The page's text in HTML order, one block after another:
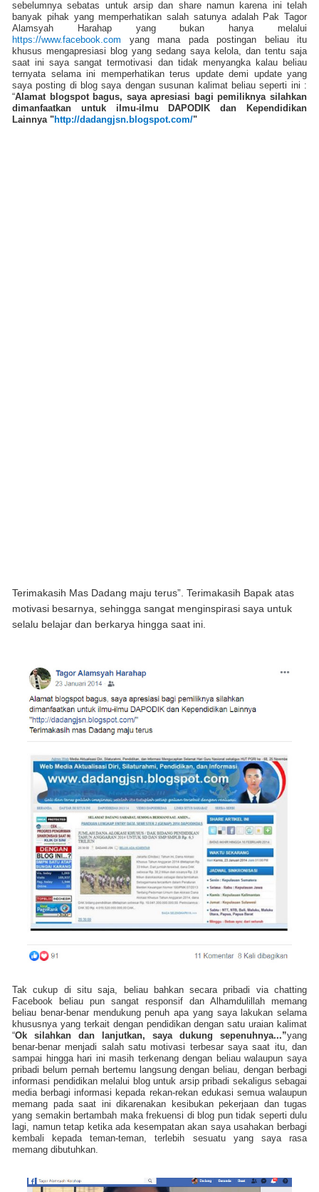
sebelumnya sebatas untuk arsip dan share namun karena ini telah
banyak pihak yang memperhatikan salah satunya adalah Pak Tagor
Alamsyah Harahap yang bukan hanya melalui
https://www.facebook.com yang mana pada postingan beliau itu
khusus mengapresiasi blog yang sedang saya kelola, dan tentu saja
saat ini saya sangat termotivasi dan tidak menyangka kalau beliau
ternyata selama ini memperhatikan terus update demi update yang
saya posting di blog saya dengan susunan kalimat beliau seperti ini :
“Alamat blogspot bagus, saya apresiasi bagi pemiliknya silahkan
dimanfaatkan untuk ilmu-ilmu DAPODIK dan Kependidikan
Lainnya "http://dadangjsn.blogspot.com/"
Terimakasih Mas Dadang maju terus”. Terimakasih Bapak atas
motivasi besarnya, sehingga sangat menginspirasi saya untuk
selalu belajar dan berkarya hingga saat ini.
Tak cukup di situ saja, beliau bahkan secara pribadi via chatting
Facebook beliau pun sangat responsif dan Alhamdulillah memang
beliau benar-benar mendukung penuh apa yang saya lakukan selama
khususnya yang terkait dengan pendidikan dengan satu uraian kalimat
“Ok silahkan dan lanjutkan, saya dukung sepenuhnya...”yang
benar-benar menjadi salah satu motivasi terbesar saya saat itu, dan
sampai hingga hari ini masih terkenang dengan beliau walaupun saya
pribadi belum pernah bertemu langsung dengan beliau, dengan berbagi
informasi pendidikan melalui blog untuk arsip pribadi sekaligus sebagai
media berbagi informasi kepada rekan-rekan edukasi semua walaupun
memang pada saat ini dikarenakan kesibukan pekerjaan dan tugas
yang semakin bertambah maka frekuensi di blog pun tidak seperti dulu
lagi, namun tetap ketika ada kesempatan akan saya usahakan berbagi
kembali kepada teman-teman, terlebih sesuatu yang saya rasa
memang dibutuhkan.